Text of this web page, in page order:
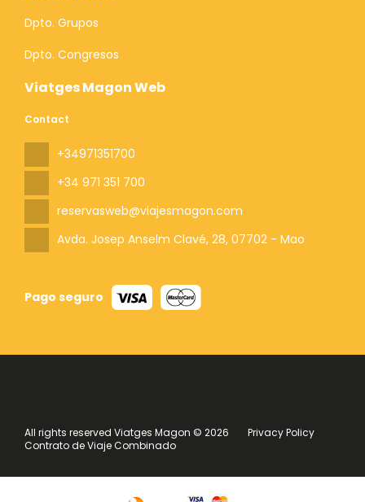
Viatges Magon Web
Contact
+34971351700
+34 971 351 700
reservasweb@viajesmagon.com
Avda. Josep Anselm Clavé, 28, 07702 - Mao
Pago seguro
Dpto. Grupos
Dpto. Congresos
All rights reserved Viatges Magon © 2026
Privacy Policy
Contrato de Viaje Combinado